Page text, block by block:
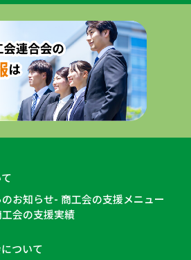
お知らせ 商工会の支援メニュー
工会の支援実績
ついて